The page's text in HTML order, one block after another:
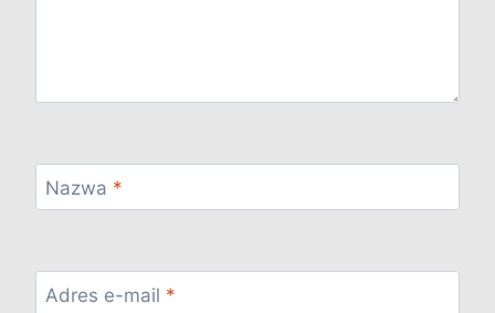
Nazwa *
Adres e-mail *